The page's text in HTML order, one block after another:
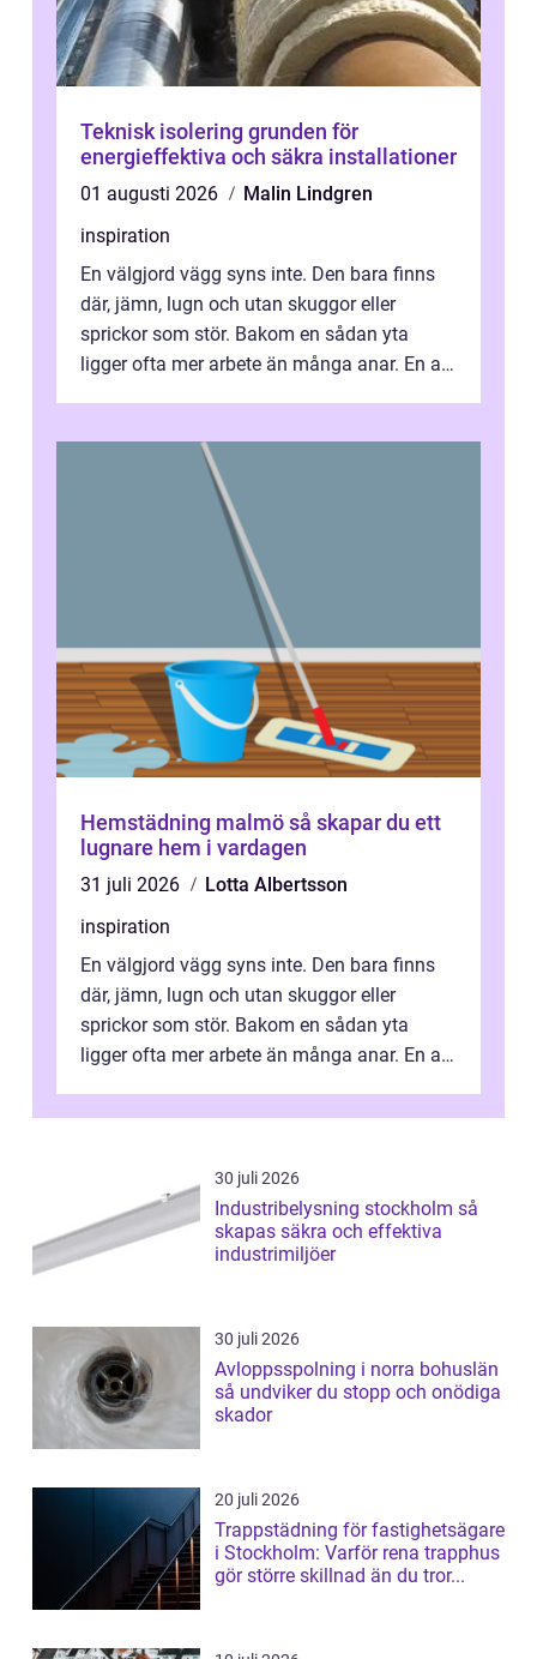
Teknisk isolering grunden för
energieffektiva och säkra installationer
01 augusti 2026
Malin Lindgren
inspiration
En välgjord vägg syns inte. Den bara finns
där, jämn, lugn och utan skuggor eller
sprickor som stör. Bakom en sådan yta
ligger ofta mer arbete än många anar. En av
Hemstädning malmö så skapar du ett
lugnare hem i vardagen
31 juli 2026
Lotta Albertsson
inspiration
En välgjord vägg syns inte. Den bara finns
där, jämn, lugn och utan skuggor eller
sprickor som stör. Bakom en sådan yta
ligger ofta mer arbete än många anar. En av
30 juli 2026
Industribelysning stockholm så
skapas säkra och effektiva
industrimiljöer
30 juli 2026
Avloppsspolning i norra bohuslän
så undviker du stopp och onödiga
skador
20 juli 2026
Trappstädning för fastighetsägare
i Stockholm: Varför rena trapphus
gör större skillnad än du tror...